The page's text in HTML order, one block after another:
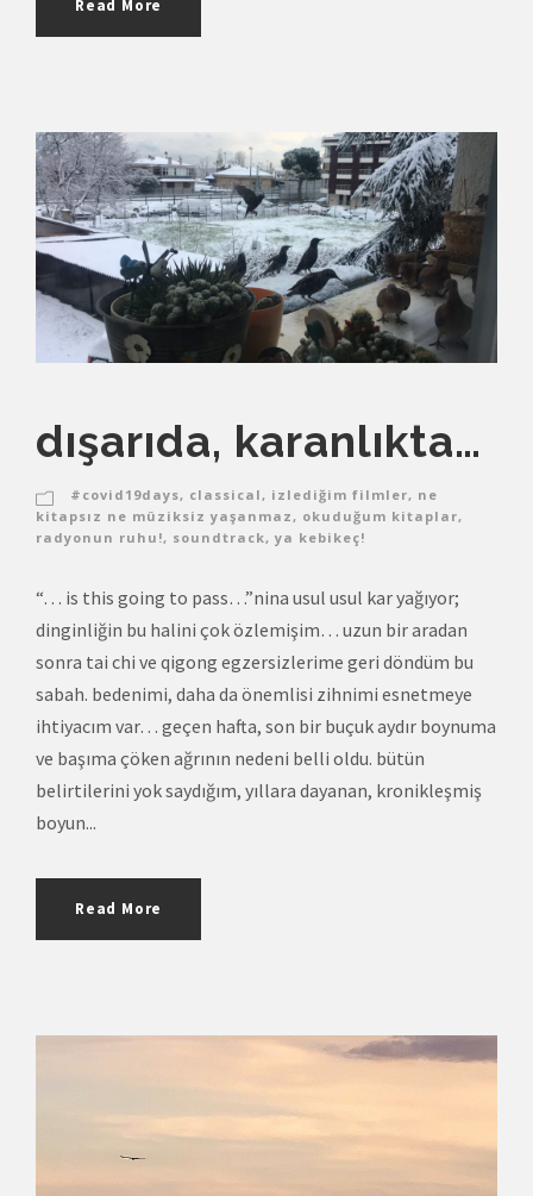
Read More
dışarıda, karanlıkta…
#covid19days, classical, izlediğim filmler, ne
kitapsız ne müziksiz yaşanmaz, okuduğum kitaplar,
radyonun ruhu!, soundtrack, ya kebikeç!
“… is this going to pass…”nina usul usul kar yağıyor;
dinginliğin bu halini çok özlemişim… uzun bir aradan
sonra tai chi ve qigong egzersizlerime geri döndüm bu
sabah. bedenimi, daha da önemlisi zihnimi esnetmeye
ihtiyacım var… geçen hafta, son bir buçuk aydır boynuma
ve başıma çöken ağrının nedeni belli oldu. bütün
belirtilerini yok saydığım, yıllara dayanan, kronikleşmiş
boyun...
Read More